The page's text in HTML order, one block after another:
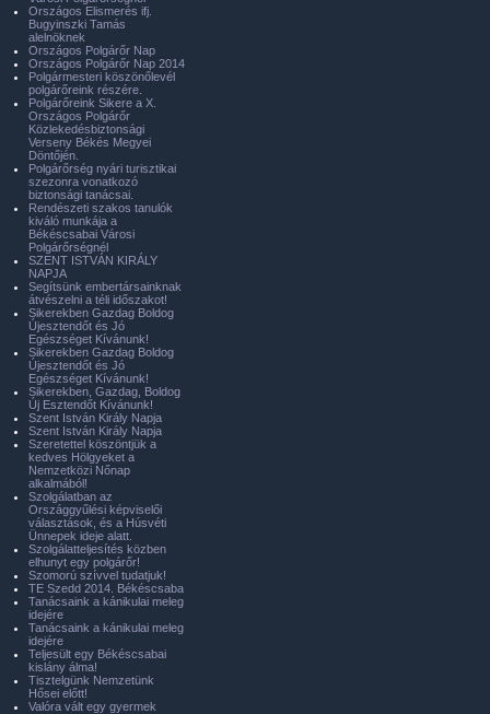
Országos Elismerés ifj.
Bugyinszki Tamás
alelnöknek
Országos Polgárőr Nap
Országos Polgárőr Nap 2014
Polgármesteri köszönőlevél
polgárőreink részére.
Polgárőreink Sikere a X.
Országos Polgárőr
Közlekedésbiztonsági
Verseny Békés Megyei
Döntőjén.
Polgárőrség nyári turisztikai
szezonra vonatkozó
biztonsági tanácsai.
Rendészeti szakos tanulók
kiváló munkája a
Békéscsabai Városi
Polgárőrségnél
SZENT ISTVÁN KIRÁLY
NAPJA
Segítsünk embertársainknak
átvészelni a téli időszakot!
Sikerekben Gazdag Boldog
Újesztendőt és Jó
Egészséget Kívánunk!
Sikerekben Gazdag Boldog
Újesztendőt és Jó
Egészséget Kívánunk!
Sikerekben, Gazdag, Boldog
Új Esztendőt Kívánunk!
Szent István Király Napja
Szent István Király Napja
Szeretettel köszöntjük a
kedves Hölgyeket a
Nemzetközi Nőnap
alkalmából!
Szolgálatban az
Országgyűlési képviselői
választások, és a Húsvéti
Ünnepek ideje alatt.
Szolgálatteljesítés közben
elhunyt egy polgárőr!
Szomorú szívvel tudatjuk!
TE Szedd 2014. Békéscsaba
Tanácsaink a kánikulai meleg
idejére
Tanácsaink a kánikulai meleg
idejére
Teljesült egy Békéscsabai
kislány álma!
Tisztelgünk Nemzetünk
Hősei előtt!
Valóra vált egy gyermek